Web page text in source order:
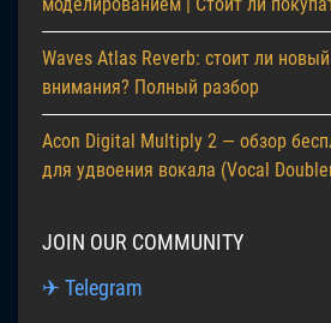
моделированием | Стоит ли
Waves Atlas Reverb: стоит ли
внимания? Полный разбор
Acon Digital Multiply 2 — обзор
для удвоения вокала (Vocal
JOIN OUR COMMUNITY
✈ Telegram